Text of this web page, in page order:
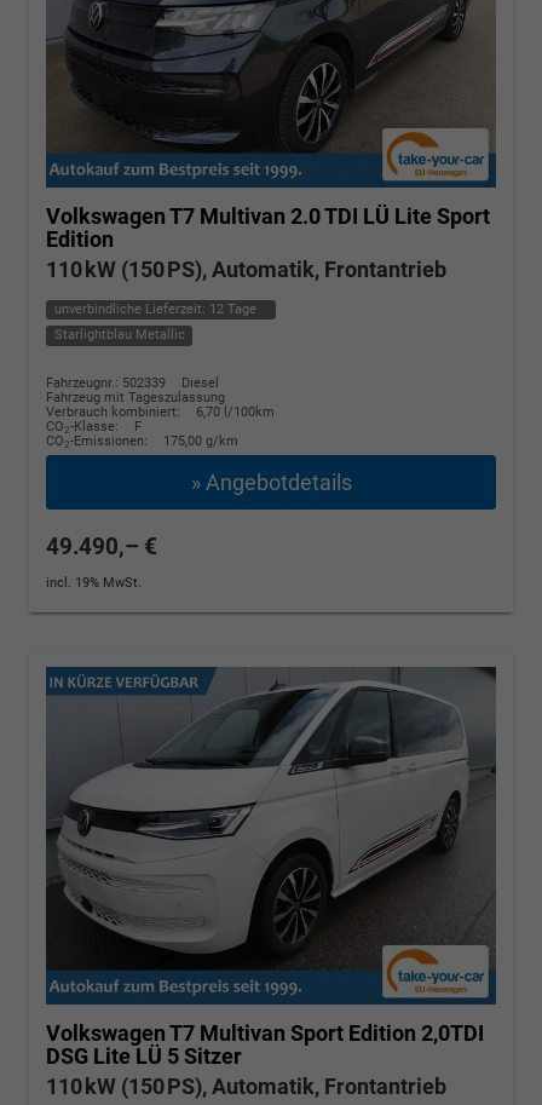
Volkswagen T7 Multivan 2.0 TDI LÜ Lite Sport
Edition
110 kW (150 PS), Automatik, Frontantrieb
unverbindliche Lieferzeit: 12 Tage
Starlightblau Metallic
Fahrzeugnr.: 502339
Diesel
Fahrzeug mit Tageszulassung
Verbrauch kombiniert:
6,70 l/100km
CO2-Klasse:
F
CO2-Emissionen: 175,00 g/km
» Angebotdetails
49.490,– €
incl. 19% MwSt.
Volkswagen T7 Multivan Sport Edition 2,0TDI
DSG Lite LÜ 5 Sitzer
110 kW (150 PS), Automatik, Frontantrieb